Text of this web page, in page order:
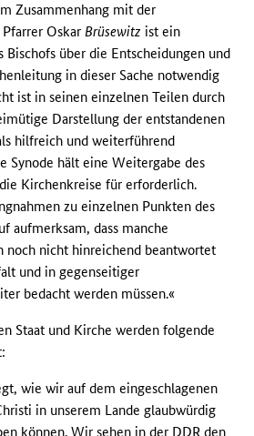
Zusammenhang mit der
Pfarrer OskarBrüsewitz ist ein
Bischofs über die Entscheidungen und
in dieser Sache notwendig
ist in seinen einzelnen Teilen durch
Darstellung der entstandenen
hilfreich und weiterführend
Synode hält eine Weitergabe des
Kirchenkreise für erforderlich.
zu einzelnen Punkten des
aufmerksam, dass manche
noch nicht hinreichend beantwortet
und in gegenseitiger
bedacht werden müssen.«
Staat und Kirche werden folgende
wie wir auf dem eingeschlagenen
in unserem Lande glaubwürdig
können. Wir sehen in der DDR den